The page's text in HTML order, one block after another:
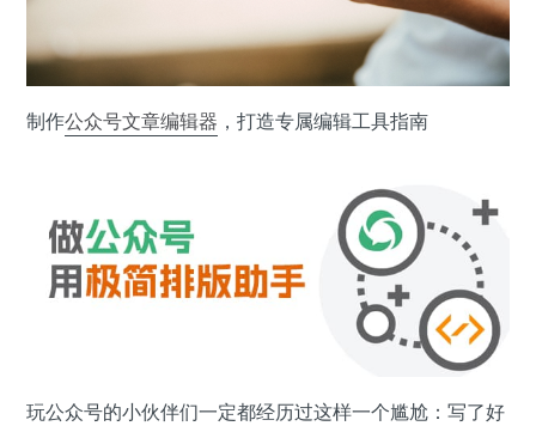
制作公众号文章编辑器 ，打造专属编辑工具指南
玩公众号的小伙伴们一定都经历过这样一个尴尬：写了好